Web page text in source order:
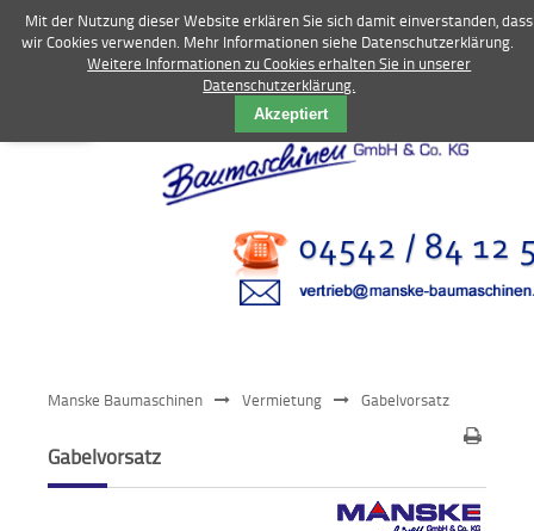
Bagger
Anbaugeräte
Manske Baumaschinen Vermietung Gabelvorsatz
Gabelvorsatz
Mit der Nutzung dieser Website erklären Sie sich damit einverstanden, dass
wir Cookies verwenden. Mehr Informationen siehe Datenschutzerklärung.
Weitere Informationen zu Cookies erhalten Sie in unserer
Datenschutzerklärung.
Akzeptiert